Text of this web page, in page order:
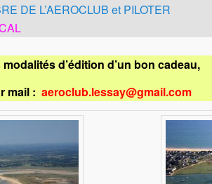
DE L’AEROCLUB et PILOTER
d’édition d’un bon cadeau,
mail : aeroclub.lessay@gmail.com